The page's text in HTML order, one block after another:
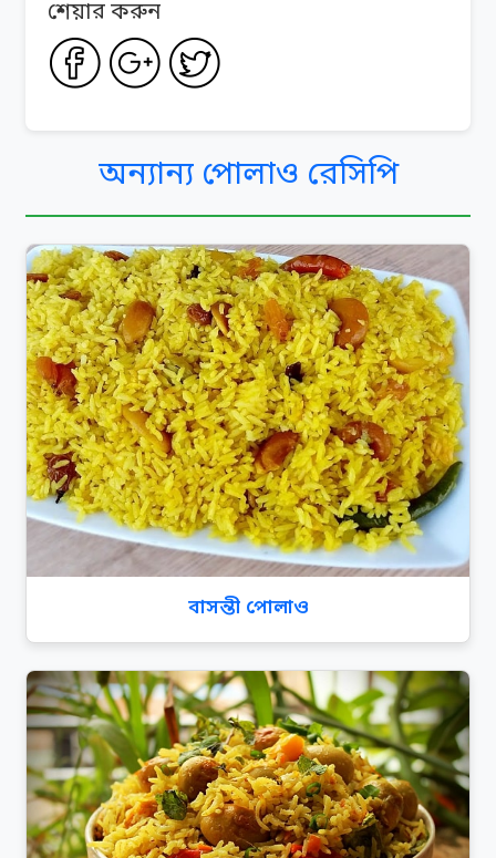
শেয়ার করুন
অন্যান্য পোলাও রেসিপি
বাসন্তী পোলাও